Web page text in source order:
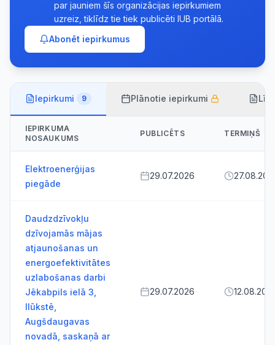
par jauniem šīs organizācijas iepirkumiem
uzreiz, tiklīdz tie tiek publicēti IUB portālā.
Abonēt iepirkumus
Iepirkumi 9 Plānotie iepirkumi
IEPIRKUMA
NOSAUKUMS
PUBLICĒTS TERMIŅŠ
Elektroenerģijas
piegāde
29.07.2026
Daudzdzīvokļu
dzīvojamās mājas
atjaunošanas un
energoefektivitātes
uzlabošanas darbi
Jēkabpils ielā 3,
Ilūkstē,
Augšdaugavas
novadā, saskaņā ar
29.07.2026